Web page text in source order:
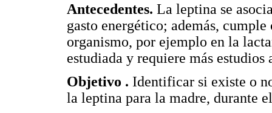
Antecedentes. La leptina se
gasto energético; además,
organismo, por ejemplo en la
estudiada y requiere más estudios
Objetivo . Identificar si existe o
la leptina para la madre, durante